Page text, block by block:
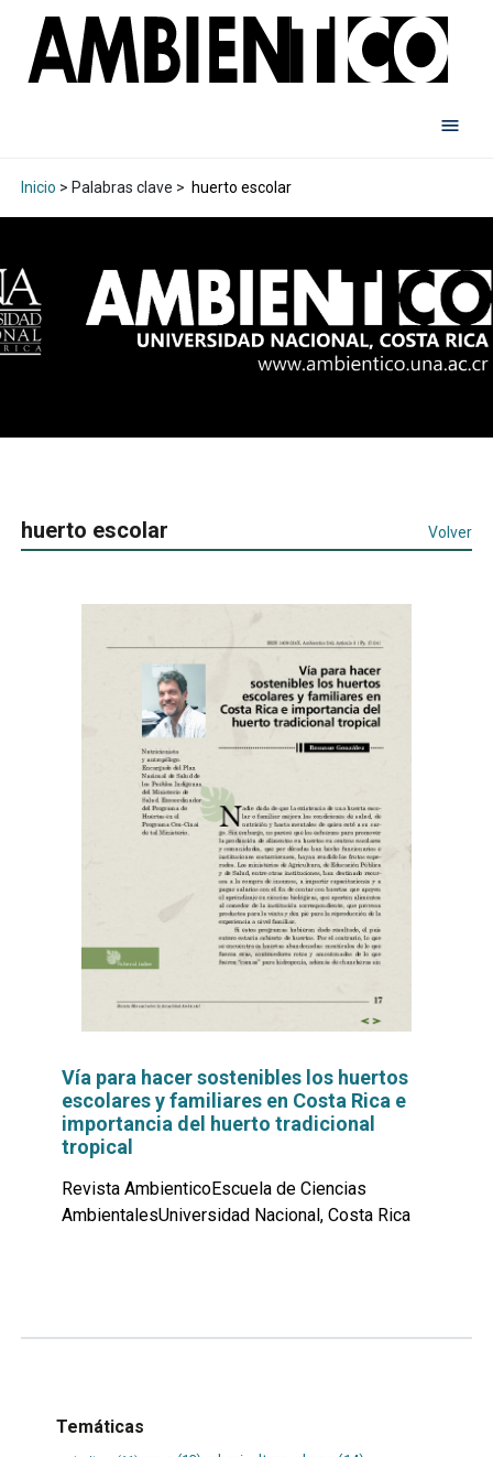
Inicio > Palabras clave > huerto escolar
huerto escolar Volver
Vía para hacer sostenibles los huertos
escolares y familiares en Costa Rica e
importancia del huerto tradicional
tropical
Revista AmbienticoEscuela de Ciencias
AmbientalesUniversidad Nacional, Costa Rica
Temáticas